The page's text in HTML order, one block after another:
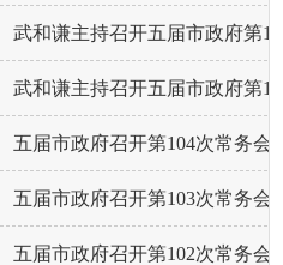
五届市政府召开第103次常务会议
五届市政府召开第102次常务会议